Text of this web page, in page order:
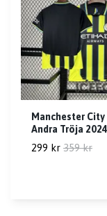
Manchester City
Andra Tröja 2024
299 kr 359 kr